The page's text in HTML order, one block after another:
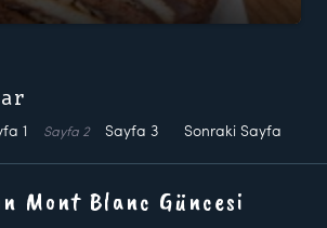
1 Sayfa 2 Sayfa 3 Sonraki Sayfa
Mont Blanc Güncesi